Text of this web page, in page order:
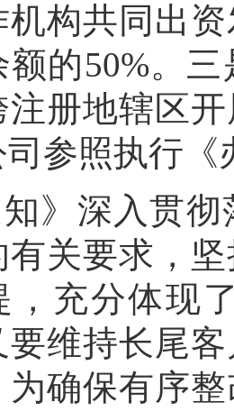
机构共同出
额的50%。
注册地辖区
参照执行《
知》深入贯
有关要求，
，充分体现
要维持长尾
为确保有序